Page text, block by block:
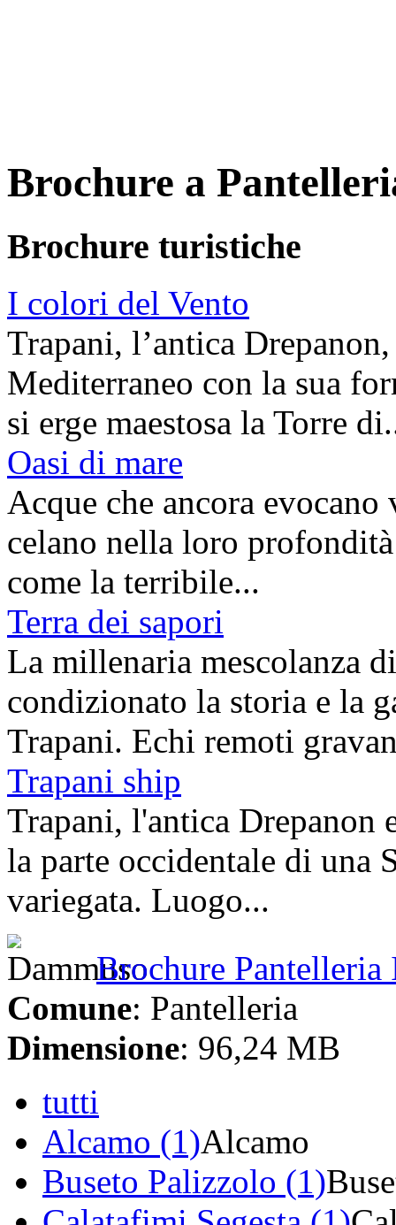
Brochure a
Brochure turistiche
I colori del Vento
Trapani, l’antica
Mediterraneo con la sua
si erge maestosa la Torre
Oasi di mare
Acque che ancora
celano nella loro
come la terribile...
Terra dei sapori
La millenaria mescolanza
condizionato la storia e la
Trapani. Echi remoti
Trapani ship
Trapani, l'antica Drepanon
la parte occidentale di una
variegata. Luogo...
Brochure Pantelleria
Comune: Pantelleria
Dimensione: 96,24 MB
tutti
Alcamo (1)Alcamo
Buseto Palizzolo (1)